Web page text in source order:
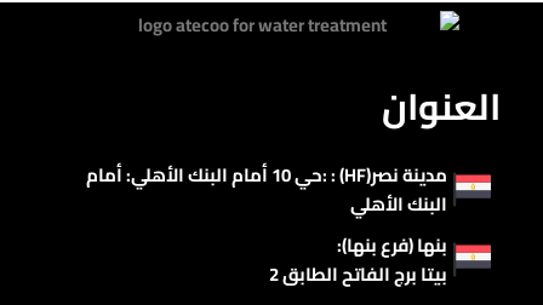
العنوان
مدينة نصر(HF) : :حي 10 أمام البنك الأهلي: أمام
البنك الأهلي
بنها (فرع بنها):
بيتا برج الفاتح الطابق 2